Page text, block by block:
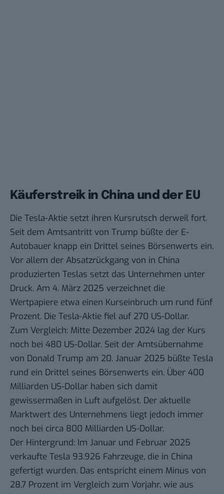
Käuferstreik in China und der EU
Die Tesla-Aktie setzt ihren Kursrutsch derweil fort.
Seit dem Amtsantritt von Trump büßte der E-
Autobauer knapp ein Drittel seines Börsenwerts ein.
Vor allem der Absatzrückgang von in China
produzierten Teslas setzt das Unternehmen unter
Druck. Am 4. März 2025 verzeichnet die
Wertpapiere etwa einen Kurseinbruch um rund fünf
Prozent. Die Tesla-Aktie fiel auf 270 US-Dollar.
Zum Vergleich: Mitte Dezember 2024 lag der Kurs
noch bei 480 US-Dollar. Seit der Amtsübernahme
von Donald Trump am 20. Januar 2025 büßte Tesla
rund ein Drittel seines Börsenwerts ein. Über 400
Milliarden US-Dollar haben sich damit
gewissermaßen in Luft aufgelöst. Der aktuelle
Marktwert des Unternehmens liegt jedoch immer
noch bei circa 800 Milliarden US-Dollar.
Der Hintergrund: Im Januar und Februar 2025
verkaufte Tesla 93.926 Fahrzeuge, die in China
gefertigt wurden. Das entspricht einem Minus von
28,7 Prozent im Vergleich zum Vorjahr, wie aus